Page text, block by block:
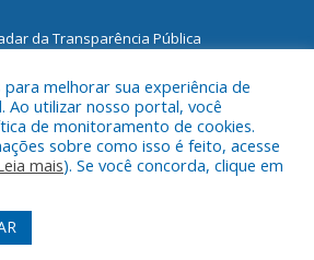
da Transparência Pública
reservados a Prefeitura Municipal de
Mocajuba.
Área Administrativa
melhorar sua experiência de
Ao utilizar nosso portal, você
de monitoramento de cookies.
sobre como isso é feito, acesse
mais). Se você concorda, clique em